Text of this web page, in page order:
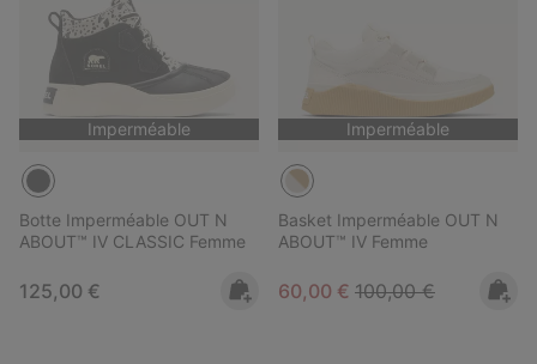
Imperméable
Botte Imperméable OUT N
ABOUT™ IV CLASSIC Femme
Regular price:
125,00 €
Imperméable
Basket Imperméable OUT N
ABOUT™ IV Femme
Sale price:
60,00 € Regular price:
100,00 €